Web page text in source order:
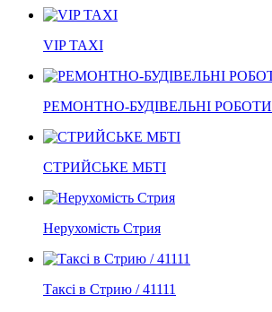
VIP TAXI
РЕМОНТНО-БУДІВЕЛЬНІ РОБОТИ
СТРИЙСЬКЕ МБТІ
Нерухомість Стрия
Таксі в Стрию / 41111